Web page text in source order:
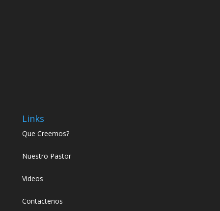
Links
Que Creemos?
Nuestro Pastor
Videos
Contactenos